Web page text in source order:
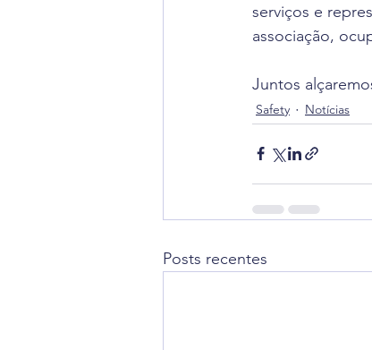
serviços e
associação,
Juntos
Safety Notícias
Posts recentes